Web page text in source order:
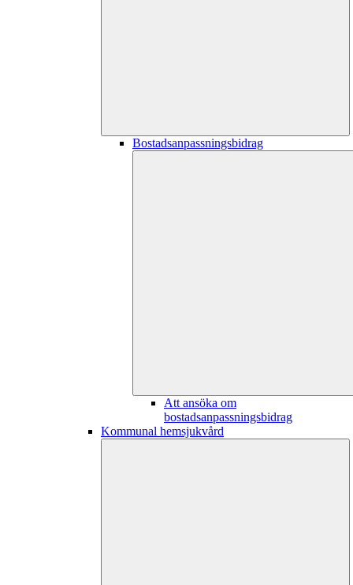
Bostadsanpassningsbidrag
Att ansöka om
bostadsanpassningsbidrag
Kommunal hemsjukvård